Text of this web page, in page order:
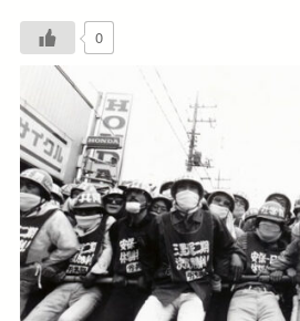
0